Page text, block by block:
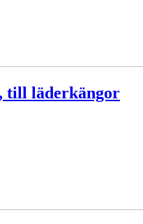
till läderkängor